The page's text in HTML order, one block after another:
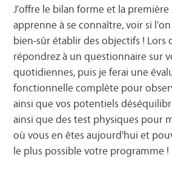
J'offre le bilan forme et la
apprenne à se connaître, voir si
bien-sûr établir des objectifs ! Lors
répondrez à un questionnaire sur
quotidiennes, puis je ferai une
fonctionnelle complète pour
ainsi que vos potentiels
ainsi que des test physiques pour
où vous en êtes aujourd'hui et
le plus possible votre programme !